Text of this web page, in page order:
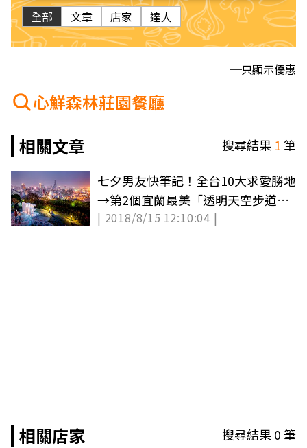
全部 文章 店家 達人
只顯示優惠
心鮮森林莊園餐廳
相關文章
搜尋結果 1筆
七夕男友快筆記！全台10大求愛勝地
→第2個宜蘭最美「透明天空步道」
浪漫破表
| 2018/8/15 12:10:04 |
相關店家 搜尋結果0筆